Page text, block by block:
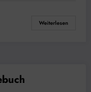
Weiterlesen